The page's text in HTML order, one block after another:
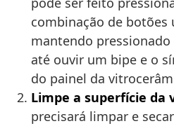
combinação de botões
mantendo
até ouvir um bipe e o
do painel da
Limpe a superfície da
precisará limpar e